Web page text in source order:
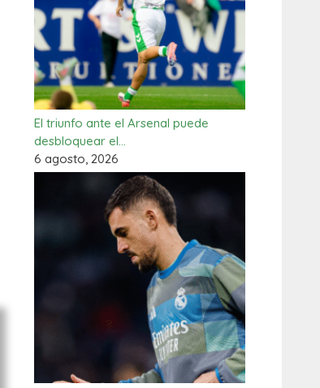
El triunfo ante el Arsenal puede
desbloquear el…
6 agosto, 2026